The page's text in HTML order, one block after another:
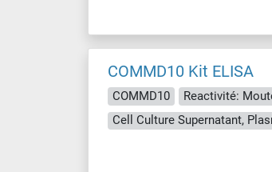
COMMD10 Kit ELISA
COMMD10 Reactivité:
Cell Culture Supernatant,